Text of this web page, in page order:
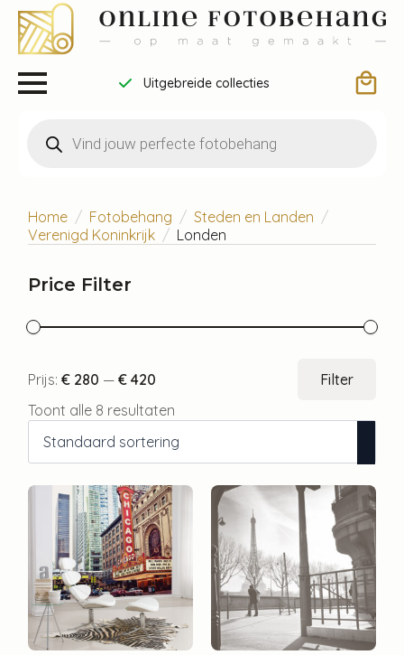
Uitgebreide collecties
zoeken
Home Fotobehang
Steden en Landen
Verenigd Koninkrijk
Londen
Price Filter
Filter
Prijs:€ 280 —€ 420
Toont alle 8 resultaten